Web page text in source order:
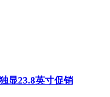
显23.8英寸促销